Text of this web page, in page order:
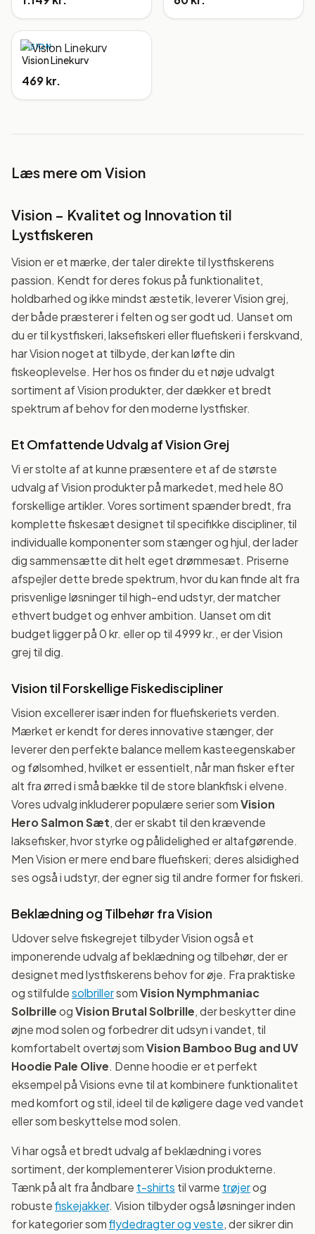
VISION
Vision Linekurv
469 kr.
Læs mere om Vision
Vision – Kvalitet og Innovation til
Lystfiskeren
Vision er et mærke, der taler direkte til lystfiskerens
passion. Kendt for deres fokus på funktionalitet,
holdbarhed og ikke mindst æstetik, leverer Vision grej,
der både præsterer i felten og ser godt ud. Uanset om
du er til kystfiskeri, laksefiskeri eller fluefiskeri i ferskvand,
har Vision noget at tilbyde, der kan løfte din
fiskeoplevelse. Her hos os finder du et nøje udvalgt
sortiment af Vision produkter, der dækker et bredt
spektrum af behov for den moderne lystfisker.
Et Omfattende Udvalg af Vision Grej
Vi er stolte af at kunne præsentere et af de største
udvalg af Vision produkter på markedet, med hele 80
forskellige artikler. Vores sortiment spænder bredt, fra
komplette fiskesæt designet til specifikke discipliner, til
individualle komponenter som stænger og hjul, der lader
dig sammensætte dit helt eget drømmesæt. Priserne
afspejler dette brede spektrum, hvor du kan finde alt fra
prisvenlige løsninger til high-end udstyr, der matcher
ethvert budget og enhver ambition. Uanset om dit
budget ligger på 0 kr. eller op til 4999 kr., er der Vision
grej til dig.
Vision til Forskellige Fiskediscipliner
Vision excellerer især inden for fluefiskeriets verden.
Mærket er kendt for deres innovative stænger, der
leverer den perfekte balance mellem kasteegenskaber
og følsomhed, hvilket er essentielt, når man fisker efter
alt fra ørred i små bække til de store blankfisk i elvene.
Vores udvalg inkluderer populære serier somVision
Hero Salmon Sæt, der er skabt til den krævende
laksefisker, hvor styrke og pålidelighed er altafgørende.
Men Vision er mere end bare fluefiskeri; deres alsidighed
ses også i udstyr, der egner sig til andre former for fiskeri.
Beklædning og Tilbehør fra Vision
Udover selve fiskegrejet tilbyder Vision også et
imponerende udvalg af beklædning og tilbehør, der er
designet med lystfiskerens behov for øje. Fra praktiske
og stilfuldesolbrillersomVision Nymphmaniac
SolbrilleogVision Brutal Solbrille, der beskytter dine
øjne mod solen og forbedrer dit udsyn i vandet, til
komfortabelt overtøj somVision Bamboo Bug and UV
Hoodie Pale Olive. Denne hoodie er et perfekt
eksempel på Visions evne til at kombinere funktionalitet
med komfort og stil, ideel til de køligere dage ved vandet
eller som beskyttelse mod solen.
Vi har også et bredt udvalg af beklædning i vores
sortiment, der komplementerer Vision produkterne.
Tænk på alt fra åndbare t-shirts til varme trøjerog
robustefiskejakker. Vision tilbyder også løsninger inden
for kategorier somflydedragter og veste, der sikrer din